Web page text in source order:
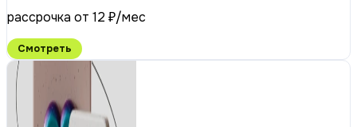
рассрочка от 12 ₽/мес
Смотреть